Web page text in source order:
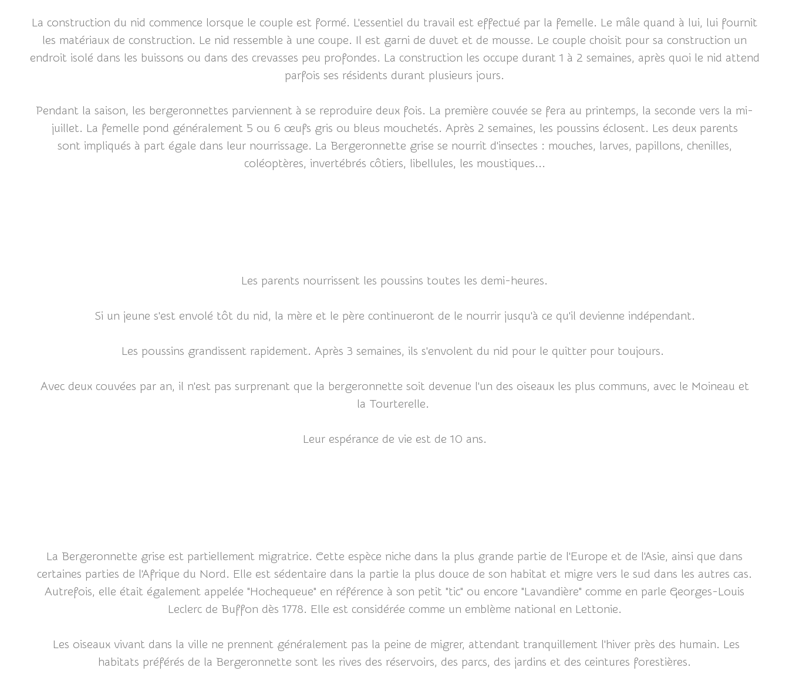
La construction du nid commence lorsque le couple est formé. L'essentiel du travail est effectué par la femelle. Le mâle quand à lui, lui fournit
les matériaux de construction. Le nid ressemble à une coupe. Il est garni de duvet et de mousse. Le couple choisit pour sa construction un
endroit isolé dans les buissons ou dans des crevasses peu profondes. La construction les occupe durant 1 à 2 semaines, après quoi le nid attend
parfois ses résidents durant plusieurs jours.
Pendant la saison, les bergeronnettes parviennent à se reproduire deux fois. La première couvée se fera au printemps, la seconde vers la mi-
juillet. La femelle pond généralement 5 ou 6 œufs gris ou bleus mouchetés. Après 2 semaines, les poussins éclosent. Les deux parents
sont impliqués à part égale dans leur nourrissage. La Bergeronnette grise se nourrit d'insectes : mouches, larves, papillons, chenilles,
coléoptères, invertébrés côtiers, libellules, les moustiques...
Les parents nourrissent les poussins toutes les demi-heures.
Si un jeune s'est envolé tôt du nid, la mère et le père continueront de le nourrir jusqu'à ce qu'il devienne indépendant.
Les poussins grandissent rapidement. Après 3 semaines, ils s'envolent du nid pour le quitter pour toujours.
Avec deux couvées par an, il n'est pas surprenant que la bergeronnette soit devenue l'un des oiseaux les plus communs, avec le Moineau et
la Tourterelle.
Leur espérance de vie est de 10 ans.
La Bergeronnette grise est partiellement migratrice. Cette espèce niche dans la plus grande partie de l'Europe et de l'Asie, ainsi que dans
certaines parties de l'Afrique du Nord. Elle est sédentaire dans la partie la plus douce de son habitat et migre vers le sud dans les autres cas.
Autrefois, elle était également appelée "Hochequeue" en référence à son petit "tic" ou encore "Lavandière" comme en parle Georges-Louis
Leclerc de Buffon dès 1778. Elle est considérée comme un emblème national en Lettonie.
Les oiseaux vivant dans la ville ne prennent généralement pas la peine de migrer, attendant tranquillement l'hiver près des humain. Les
habitats préférés de la Bergeronnette sont les rives des réservoirs, des parcs, des jardins et des ceintures forestières.